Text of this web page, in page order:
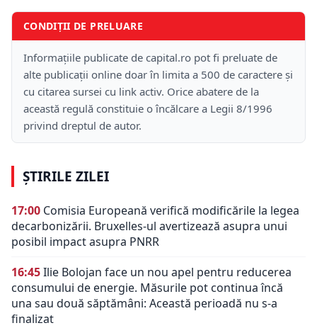
CONDIȚII DE PRELUARE
Informațiile publicate de capital.ro pot fi preluate de
alte publicații online doar în limita a 500 de caractere și
cu citarea sursei cu link activ. Orice abatere de la
această regulă constituie o încălcare a Legii 8/1996
privind dreptul de autor.
ȘTIRILE ZILEI
17:00 Comisia Europeană verifică modificările la legea
decarbonizării. Bruxelles-ul avertizează asupra unui
posibil impact asupra PNRR
16:45Ilie Bolojan face un nou apel pentru reducerea
consumului de energie. Măsurile pot continua încă
una sau două săptămâni: Această perioadă nu s-a
finalizat